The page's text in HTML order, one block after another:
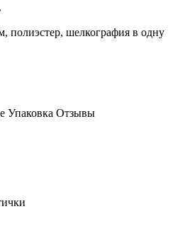
полиэстер, шелкография в одну
Упаковка Отзывы